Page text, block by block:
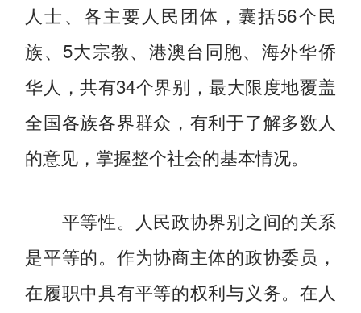
人士、各主要人民团体，囊括56个民
族、5大宗教、港澳台同胞、海外华侨
华人，共有34个界别，最大限度地覆盖
全国各族各界群众，有利于了解多数人
的意见，掌握整个社会的基本情况。
平等性。人民政协界别之间的关系
是平等的。作为协商主体的政协委员，
在履职中具有平等的权利与义务。在人